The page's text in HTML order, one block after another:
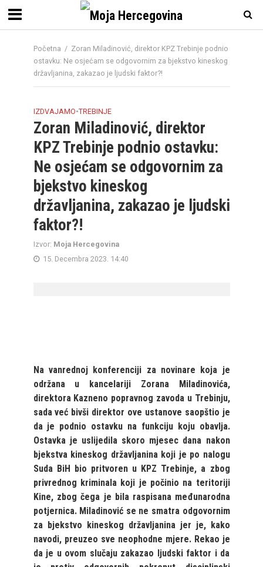
Početna / Zoran Miladinović, direktor KPZ Trebinje podnio
ostavku: Ne osjećam se odgovornim za bjekstvo kineskog
državljanina, zakazao je ljudski faktor?!
IZDVAJAMO•TREBINJE
Zoran Miladinović, direktor
KPZ Trebinje podnio ostavku:
Ne osjećam se odgovornim za
bjekstvo kineskog
državljanina, zakazao je ljudski
faktor?!
Izvor: Moja Hercegovina
15. Decembra 2023. 14:40
Na vanrednoj konferenciji za novinare koja je
održana u kancelariji Zorana Miladinovića,
direktora Kazneno popravnog zavoda u Trebinju,
sada već bivši direktor ove ustanove saopštio je
da je podnio ostavku na funkciju koju obavlja.
Ostavka je uslijedila skoro mjesec dana nakon
bjekstva kineskog državljanina koji je po nalogu
Suda BiH bio pritvoren u KPZ Trebinje, a zbog
privrednog kriminala koji je počinio na teritoriji
Kine, zbog čega je bila raspisana međunarodna
potjernica. Miladinović se ne smatra odgovornim
za bjekstvo kineskog državljanina jer je, kako
navodi, preuzeo sve neophodne mjere. Rekao je
da je u ovom slučaju zakazao ljudski faktor i da